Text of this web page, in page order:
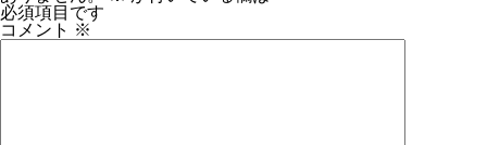
必須項目です
コメント ※